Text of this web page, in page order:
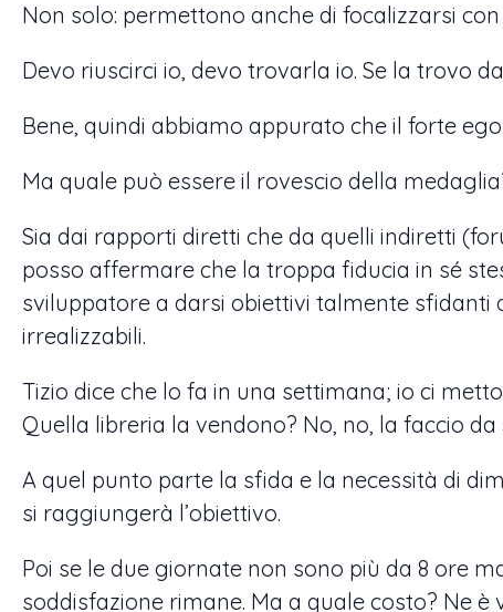
Non solo: permettono anche di focalizzarsi
Devo riuscirci io, devo trovarla io. Se la trovo
Bene, quindi abbiamo appurato che il forte
Ma quale può essere il rovescio della
Sia dai rapporti diretti che da quelli indiretti
posso affermare che la troppa fiducia in sé
sviluppatore a darsi obiettivi talmente sfidanti
irrealizzabili.
Tizio dice che lo fa in una settimana; io ci
Quella libreria la vendono? No, no, la faccio
A quel punto parte la sfida e la necessità di
si raggiungerà l’obiettivo.
Poi se le due giornate non sono più da 8 ore
soddisfazione rimane. Ma a quale costo? Ne